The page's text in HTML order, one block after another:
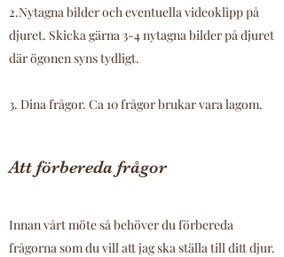
2.Nytagna bilder och eventuella videoklipp på
djuret. Skicka gärna 3-4 nytagna bilder på djuret
där ögonen syns tydligt.
3. Dina frågor. Ca 10 frågor brukar vara lagom.
Att förbereda frågor
Innan vårt möte så behöver du förbereda
frågorna som du vill att jag ska ställa till ditt djur.